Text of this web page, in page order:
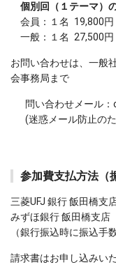
個別回（１テーマ）
会員：１名 19,800円
一般：１名 27,500円
お問い合わせは、一般
会事務局まで
問い合わせメール
(迷惑メール防止の
参加費支払方法（
三菱UFJ 銀行 飯田橋支
みずほ銀行 飯田橋支店
（銀行振込時に振込手
請求書はお申し込みい